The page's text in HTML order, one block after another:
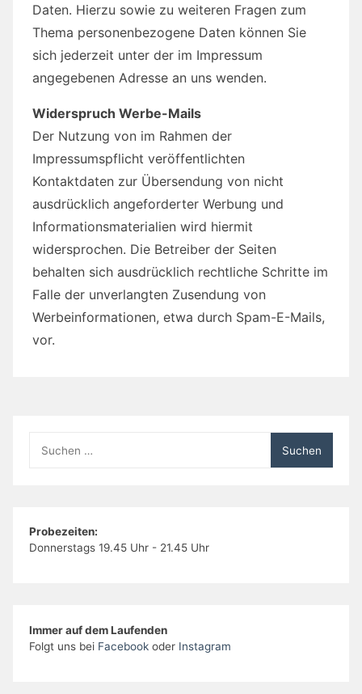
Daten. Hierzu sowie zu weiteren Fragen zum
Thema personenbezogene Daten können Sie
sich jederzeit unter der im Impressum
angegebenen Adresse an uns wenden.
Widerspruch Werbe-Mails
Der Nutzung von im Rahmen der
Impressumspflicht veröffentlichten
Kontaktdaten zur Übersendung von nicht
ausdrücklich angeforderter Werbung und
Informationsmaterialien wird hiermit
widersprochen. Die Betreiber der Seiten
behalten sich ausdrücklich rechtliche Schritte im
Falle der unverlangten Zusendung von
Werbeinformationen, etwa durch Spam-E-Mails,
vor.
nach:
Probezeiten:
Donnerstags 19.45 Uhr - 21.45 Uhr
Immer auf dem Laufenden
Folgt uns bei Facebook oder Instagram